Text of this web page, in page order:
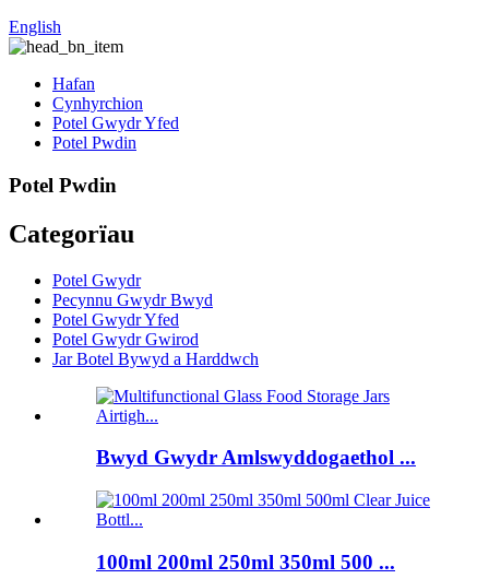
English
Hafan
Cynhyrchion
Potel Gwydr Yfed
Potel Pwdin
Potel Pwdin
Categorïau
Potel Gwydr
Pecynnu Gwydr Bwyd
Potel Gwydr Yfed
Potel Gwydr Gwirod
Jar Botel Bywyd a Harddwch
Bwyd Gwydr Amlswyddogaethol ...
100ml 200ml 250ml 350ml 500 ...